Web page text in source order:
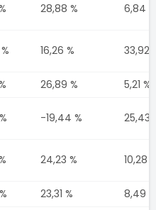
28,88 % 6,84 %
16,26 % 33,92
26,89 % 5,21 %
-19,44 % 25,43
24,23 % 10,28
23,31 % 8,49 %